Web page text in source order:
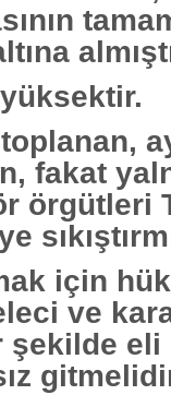
fakat
örgütleri
için
ve
şekilde